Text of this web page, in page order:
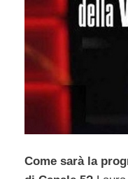
Come sarà la